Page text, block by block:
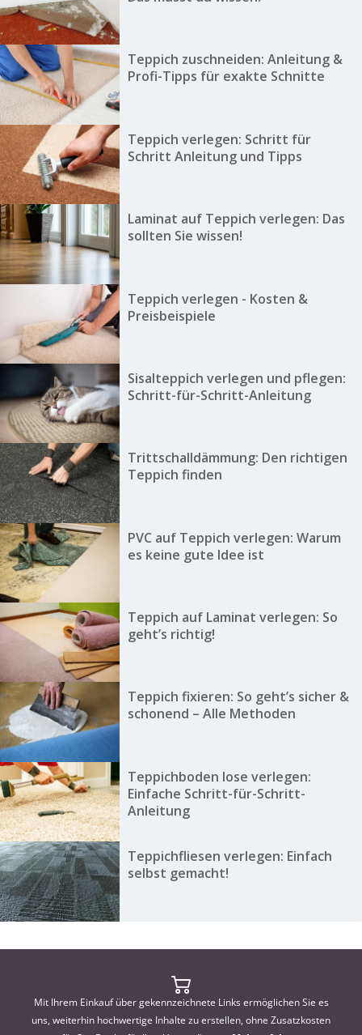
Teppich zuschneiden: Anleitung &
Profi-Tipps für exakte Schnitte
Teppich verlegen: Schritt für
Schritt Anleitung und Tipps
Laminat auf Teppich verlegen: Das
sollten Sie wissen!
Teppich verlegen - Kosten &
Preisbeispiele
Sisalteppich verlegen und pflegen:
Schritt-für-Schritt-Anleitung
Trittschalldämmung: Den richtigen
Teppich finden
PVC auf Teppich verlegen: Warum
es keine gute Idee ist
Teppich auf Laminat verlegen: So
geht’s richtig!
Teppich fixieren: So geht’s sicher &
schonend – Alle Methoden
Teppichboden lose verlegen:
Einfache Schritt-für-Schritt-
Anleitung
Teppichfliesen verlegen: Einfach
selbst gemacht!
Mit Ihrem Einkauf über gekennzeichnete Links ermöglichen Sie es
uns, weiterhin hochwertige Inhalte zu erstellen, ohne Zusatzkosten